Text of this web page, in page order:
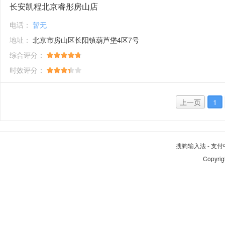
长安凯程北京睿彤房山店
电话： 暂无
地址： 北京市房山区长阳镇葫芦垡4区7号
综合评分：
时效评分：
上一页 1
搜狗输入法-支付